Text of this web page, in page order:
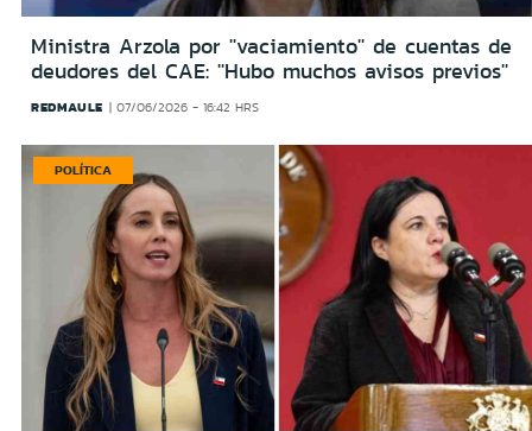
Ministra Arzola por ''vaciamiento'' de cuentas de
deudores del CAE: ''Hubo muchos avisos previos''
REDMAULE 07/06/2026 - 16:42 HRS
POLÍTICA